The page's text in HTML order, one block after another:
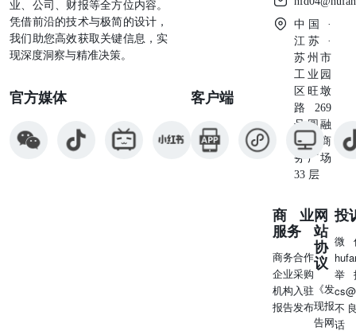
业、公司、财报等全方位内容。
凭借前沿的技术与极简的设计，
我们助您高效获取关键信息，实
现深度洞察与精准决策。
官方媒体 客户端
中国 ·
江苏 ·
苏州市
工业园
区旺墩
路269
号圆融
星座商
务广场
33 层
商业
服务
商务合作
企业采购
机构入驻
报告发布
网
站
协
议
《发
现报
告网
投
微
举
不